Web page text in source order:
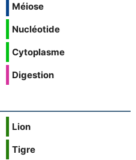
Méiose
Nucléotide
Cytoplasme
Digestion
Lion
Tigre